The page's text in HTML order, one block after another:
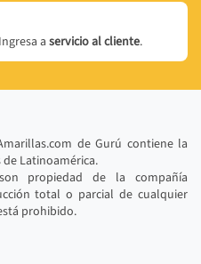
aservicio al cliente.
de Gurú contiene la
Latinoamérica.
propiedad de la compañía
total o parcial de cualquier
prohibido.